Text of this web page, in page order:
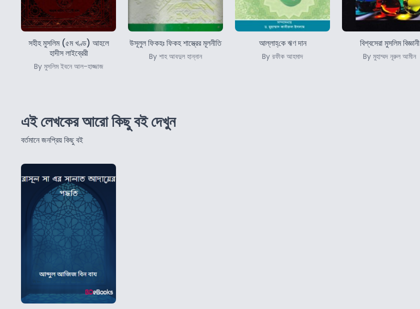
সহীহ মুসলিম (৫ম খণ্ড) আহলে
হাদীস লাইব্রেরী
By মুসলিম ইবনে আল-হাজ্জাজ
উসূলুল ফিকহঃ ফিকহ শাস্ত্রের মূলনীতি
By শাহ আবদুল হান্নান
আল্লাহ্‌কে ঋণ দান
By রফীক আহমাদ
বিশ্বসেরা মুসলিম বিজ্ঞানী
By মুহাম্মদ নূরুল আমীন
এই লেখকের আরো কিছু বই দেখুন
বর্তমানে জনপ্রিয় কিছু বই